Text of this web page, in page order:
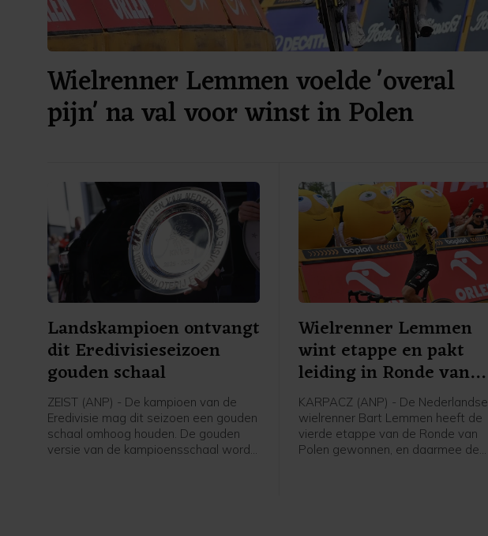
Wielrenner Lemmen voelde 'overal
pijn' na val voor winst in Polen
Landskampioen ontvangt
dit Eredivisieseizoen
gouden schaal
ZEIST (ANP) - De kampioen van de
Eredivisie mag dit seizoen een gouden
schaal omhoog houden. De gouden
versie van de kampioensschaal wordt
Wielrenner Lemmen
wint etappe en pakt
leiding in Ronde van
Polen
KARPACZ (ANP) - De Nederlandse
wielrenner Bart Lemmen heeft de
vierde etappe van de Ronde van
Polen gewonnen, en daarmee de